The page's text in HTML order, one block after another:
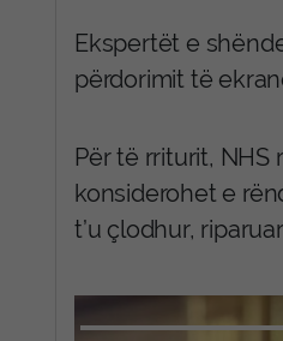
Ekspertët e
përdorimit të
Për të rriturit,
konsiderohet e
t’u çlodhur,